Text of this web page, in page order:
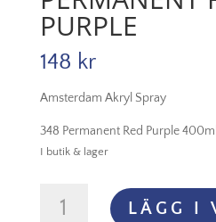
PURPLE
148 kr
Amsterdam Akryl Spray
348 Permanent Red Purple
I butik & lager
Akryl
LÄGG I